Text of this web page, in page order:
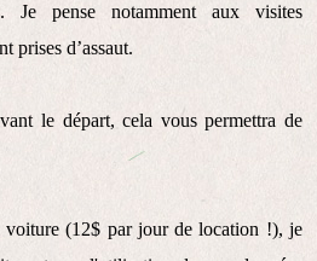
Je pense notamment aux visites
d’assaut.
le départ, cela vous permettra de
(12$ par jour de location !), je